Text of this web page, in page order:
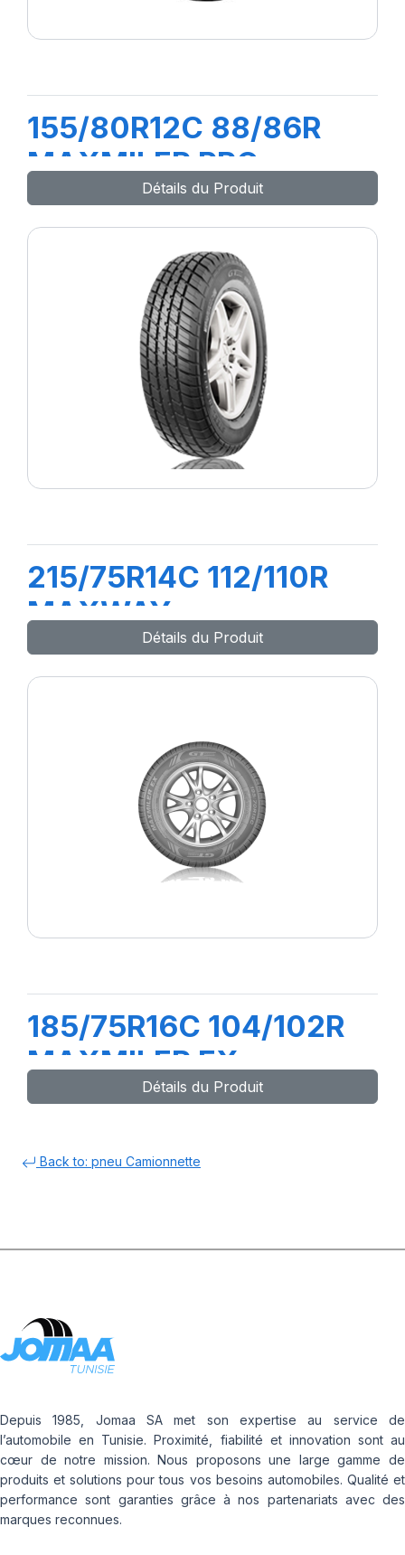
155/80R12C 88/86R
MAXMILER PRO
Détails du Produit
215/75R14C 112/110R
MAXWAY
Détails du Produit
185/75R16C 104/102R
MAXMILER EX
Détails du Produit
Back to: pneu Camionnette
Depuis 1985, Jomaa SA met son expertise au service de
l’automobile en Tunisie. Proximité, fiabilité et innovation sont au
cœur de notre mission. Nous proposons une large gamme de
produits et solutions pour tous vos besoins automobiles. Qualité et
performance sont garanties grâce à nos partenariats avec des
marques reconnues.